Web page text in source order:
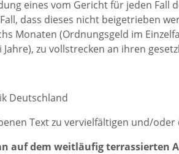
eines vom Gericht für jeden Fall
dass dieses nicht beigetrieben
Monaten (Ordnungsgeld im
zu vollstrecken an ihren
Deutschland
Text zu vervielfältigen und/
auf dem weitläufig terrassierten